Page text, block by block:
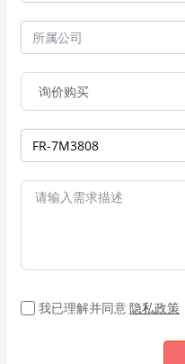
我已理解并同意隐私政策